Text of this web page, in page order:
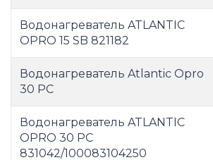
Водонагреватель ATLANTIC
OPRO 15 SB 821182
Водонагреватель Atlantic Opro
30 PC
Водонагреватель ATLANTIC
OPRO 30 PC
831042/100083104250